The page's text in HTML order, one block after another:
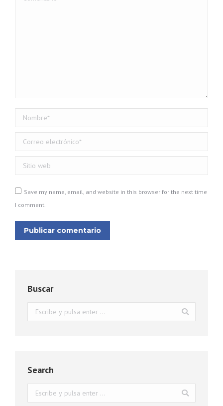
Nombre *
Correo electrónico *
Sitio web
Save my name, email, and website in this browser for the next time
I comment.
Publicar comentario
Buscar
Buscar:
Search
Buscar: